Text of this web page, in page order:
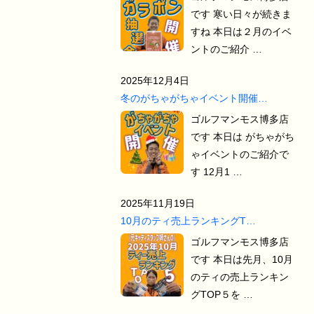
です 寒い日々が続きま
すね 本日は２月のイベ
ントのご紹介 …
2025年12月4日
冬のがちゃがちゃイベント開催…
ゴルフマンモス博多店
です 本日は がちゃがち
ゃイベントのご紹介で
す 12月1 …
2025年11月19日
10月のティ売上ランキングT…
ゴルフマンモス博多店
です 本日は先月、10月
のティの売上ランキン
グTOP５を …